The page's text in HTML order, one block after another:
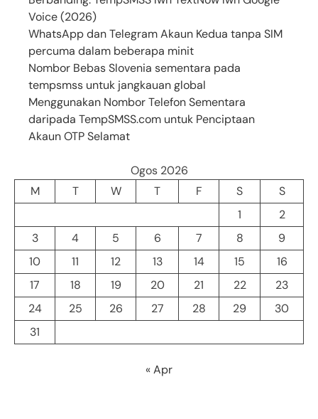
Voice (2026)
WhatsApp dan Telegram Akaun Kedua tanpa SIM
percuma dalam beberapa minit
Nombor Bebas Slovenia sementara pada
tempsmss untuk jangkauan global
Menggunakan Nombor Telefon Sementara
daripada TempSMSS.com untuk Penciptaan
Akaun OTP Selamat
Ogos 2026
M
T W T F S
S
1
2
3
4 5 6 7 8
9
10
11 12 13 14 15
16
17
18 19 20 21 22
23
24
25 26 27 28 29
30
31
« Apr